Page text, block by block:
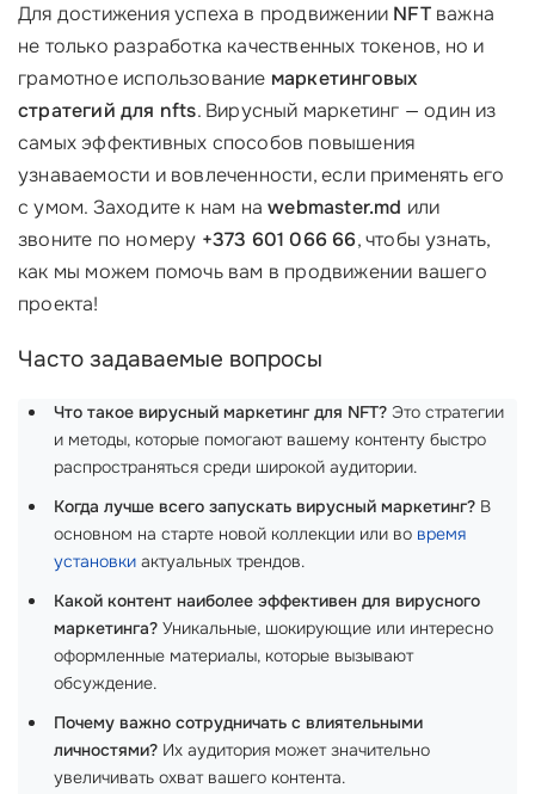
Для достижения успеха в продвижении NFTважна
не только разработка качественных токенов, но и
грамотное использование маркетинговых
стратегий для nfts. Вирусный маркетинг — один из
самых эффективных способов повышения
узнаваемости и вовлеченности, если применять его
с умом. Заходите к нам наwebmaster.md или
звоните по номеру +373 601 066 66, чтобы узнать,
как мы можем помочь вам в продвижении вашего
проекта!
Часто задаваемые вопросы
Что такое вирусный маркетинг для NFT? Это стратегии
и методы, которые помогают вашему контенту быстро
распространяться среди широкой аудитории.
Когда лучше всего запускать вирусный маркетинг? В
основном на старте новой коллекции или во время
установки актуальных трендов.
Какой контент наиболее эффективен для вирусного
маркетинга? Уникальные, шокирующие или интересно
оформленные материалы, которые вызывают
обсуждение.
Почему важно сотрудничать с влиятельными
личностями? Их аудитория может значительно
увеличивать охват вашего контента.